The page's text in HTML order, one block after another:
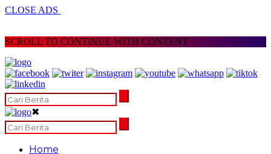
CLOSE ADS
SCROLL TO CONTINUE WITH CONTENT
✖
Home